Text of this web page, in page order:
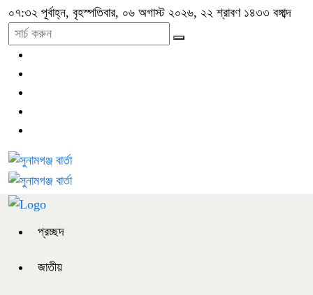
০৭:৩২ পূর্বাহ্ন, বৃহস্পতিবার, ০৬ অগাস্ট ২০২৬, ২২ শ্রাবণ ১৪৩৩ বঙ্গাব্দ
প্রচ্ছদ
জাতীয়